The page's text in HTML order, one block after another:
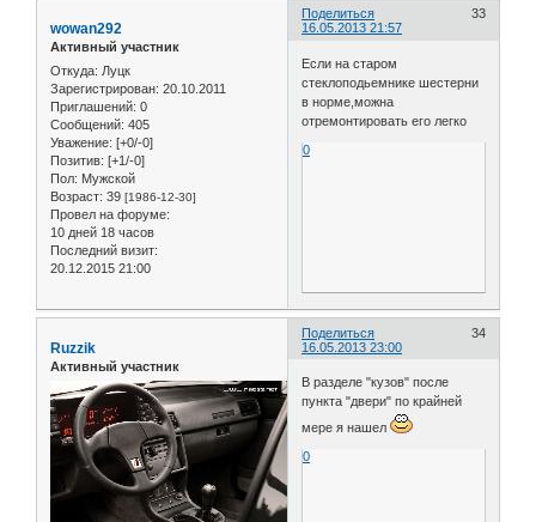
Поделиться
33
16.05.2013 21:57
wowan292
Активный участник
Откуда: Луцк
Зарегистрирован: 20.10.2011
Приглашений: 0
Сообщений: 405
Уважение: [+0/-0]
Позитив: [+1/-0]
Пол: Мужской
Возраст: 39 [1986-12-30]
Провел на форуме:
10 дней 18 часов
Последний визит:
20.12.2015 21:00
Если на старом
стеклоподьемнике шестерни
в норме,можна
отремонтировать его легко
0
Поделиться
34
16.05.2013 23:00
Ruzzik
Активный участник
В разделе "кузов" после
пункта "двери" по крайней
мере я нашел
0